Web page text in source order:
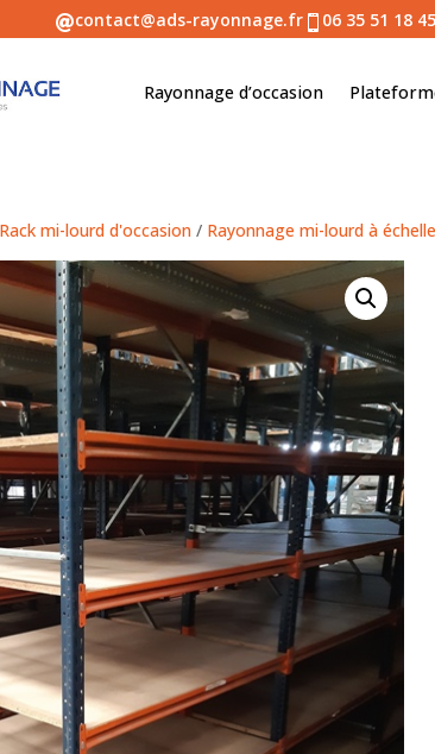
contact@ads-rayonnage.fr  06 35 51 18
Rayonnage d’occasion
Rack mi-lourd d'occasion / Rayonnage mi-lourd à